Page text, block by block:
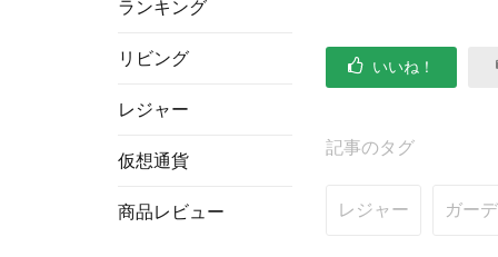
ランキング
リビング
レジャー
仮想通貨
商品レビュー
いいね！
記事のタグ
レジャー ガー